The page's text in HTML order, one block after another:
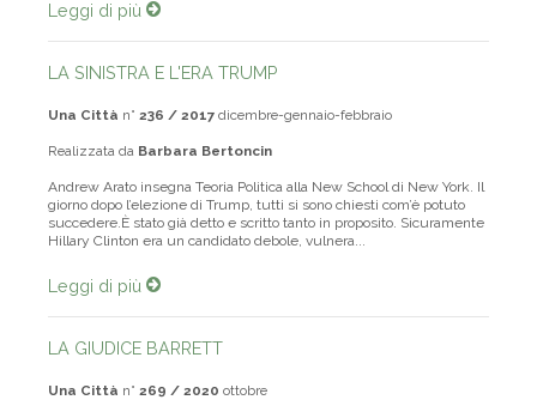
Leggi di più
LA SINISTRA E L'ERA TRUMP
Una Città n° 236 / 2017 dicembre-gennaio-febbraio
Realizzata da Barbara Bertoncin
Andrew Arato insegna Teoria Politica alla New School di New York. Il
giorno dopo l’elezione di Trump, tutti si sono chiesti com’è potuto
succedere.È stato già detto e scritto tanto in proposito. Sicuramente
Hillary Clinton era un candidato debole, vulnera...
Leggi di più
LA GIUDICE BARRETT
Una Città n° 269 / 2020 ottobre